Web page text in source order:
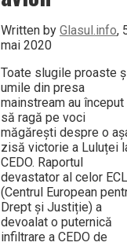
Written by Glasul.info,
mai 2020
Toate slugile proaste
umile din presa
mainstream au început
să ragă pe voci
măgărești despre o
zisă victorie a Luluței
CEDO. Raportul
devastator al celor
(Centrul European
Drept și Justiție) a
devoalat o puternică
infiltrare a CEDO de